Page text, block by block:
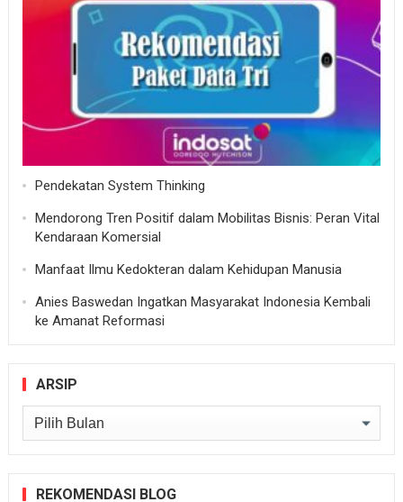
Pendekatan System Thinking
Mendorong Tren Positif dalam Mobilitas Bisnis: Peran Vital
Kendaraan Komersial
Manfaat Ilmu Kedokteran dalam Kehidupan Manusia
Anies Baswedan Ingatkan Masyarakat Indonesia Kembali
ke Amanat Reformasi
ARSIP
Arsip
REKOMENDASI BLOG